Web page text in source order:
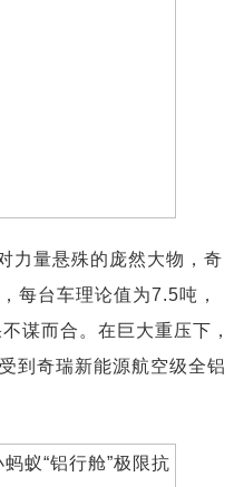
力量悬殊的庞然大物，奇
每台车理论值为7.5吨，
谋而合。在巨大重压下，
到奇瑞新能源航空级全铝